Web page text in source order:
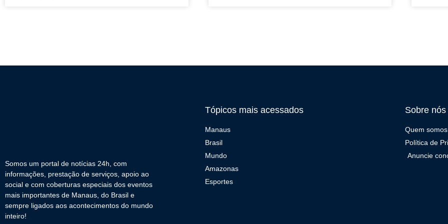
Somos um portal de notícias 24h, com
informações, prestação de serviços, apoio ao
social e com coberturas especiais dos eventos
mais importantes de Manaus, do Brasil e
sempre ligados aos acontecimentos do mundo
inteiro!
Tópicos mais acessados
Manaus
Brasil
Mundo
Amazonas
Esportes
Sobre nós
Quem somos
Política de
Anuncie